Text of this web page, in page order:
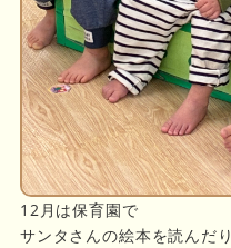
12月は保育園で
サンタさんの絵本を読んだり